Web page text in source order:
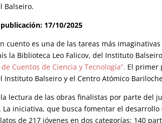
Balseiro.
17/10/2025
cuento es una de las tareas más
la Biblioteca Leo Falicov, del Instituto
Cuentos de Ciencia y Tecnología”. El primer
Instituto Balseiro y el Centro Atómico
la lectura de las obras finalistas por parte del
La iniciativa, que busca fomentar el
de 217 jóvenesen dos categorías: 140